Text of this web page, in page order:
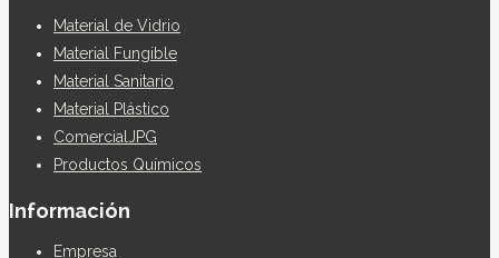
Material de Vidrio
Material Fungible
Material Sanitario
Material Plástico
ComercialJPG
Productos Químicos
Información
Empresa